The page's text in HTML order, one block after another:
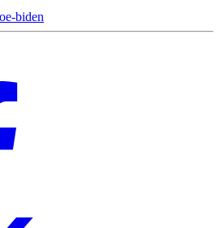
biden